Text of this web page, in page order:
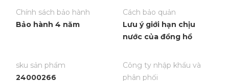
Chính sách bảo hành
Bảo hành 4 năm
Cách bảo quản
Lưu ý giới hạn chịu
nước của đồng hồ
sku sản phẩm
24000266
Công ty nhập khẩu và
phân phối